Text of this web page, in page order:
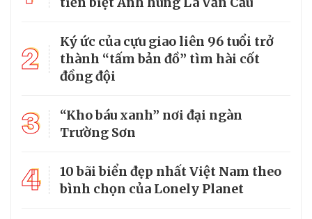
2
Ký ức của cựu giao liên 96 tuổi trở
thành “tấm bản đồ” tìm hài cốt
đồng đội
3
“Kho báu xanh” nơi đại ngàn
Trường Sơn
4
10 bãi biển đẹp nhất Việt Nam theo
bình chọn của Lonely Planet